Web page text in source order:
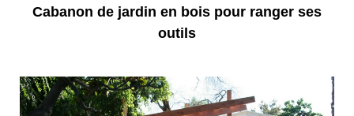
Cabanon de jardin en bois pour ranger ses
outils